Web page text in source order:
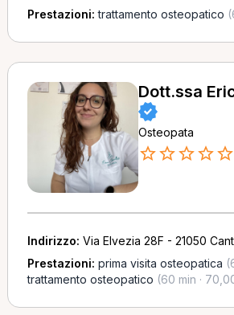
Prestazioni:trattamento osteopatico
Dott.ssa
Osteopata
Indirizzo: Via Elvezia 28F - 21050
Prestazioni: prima visita osteopatica
trattamento osteopatico (60 min ·